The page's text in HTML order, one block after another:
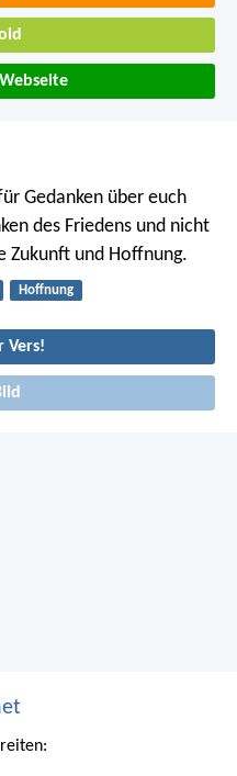
Gedanken über euch
des Friedens und nicht
Zukunft und Hoffnung.
Hoffnung
Vers!